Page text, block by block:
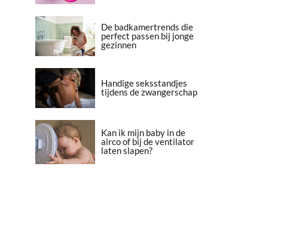
De badkamertrends die
perfect passen bij jonge
gezinnen
Handige seksstandjes
tijdens de zwangerschap
Kan ik mijn baby in de
airco of bij de ventilator
laten slapen?